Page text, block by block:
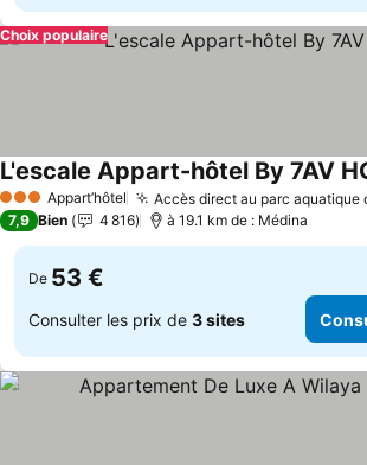
Choix populaire
3 ÉtoilesAppart’hôtel Accès direct au parc aquatique
L'escale Appart-hôtel By 7AV
7,9 Bien 4 816 à 19.1 km de : Médina
De 53 €
Consulter les prix de 3 sites